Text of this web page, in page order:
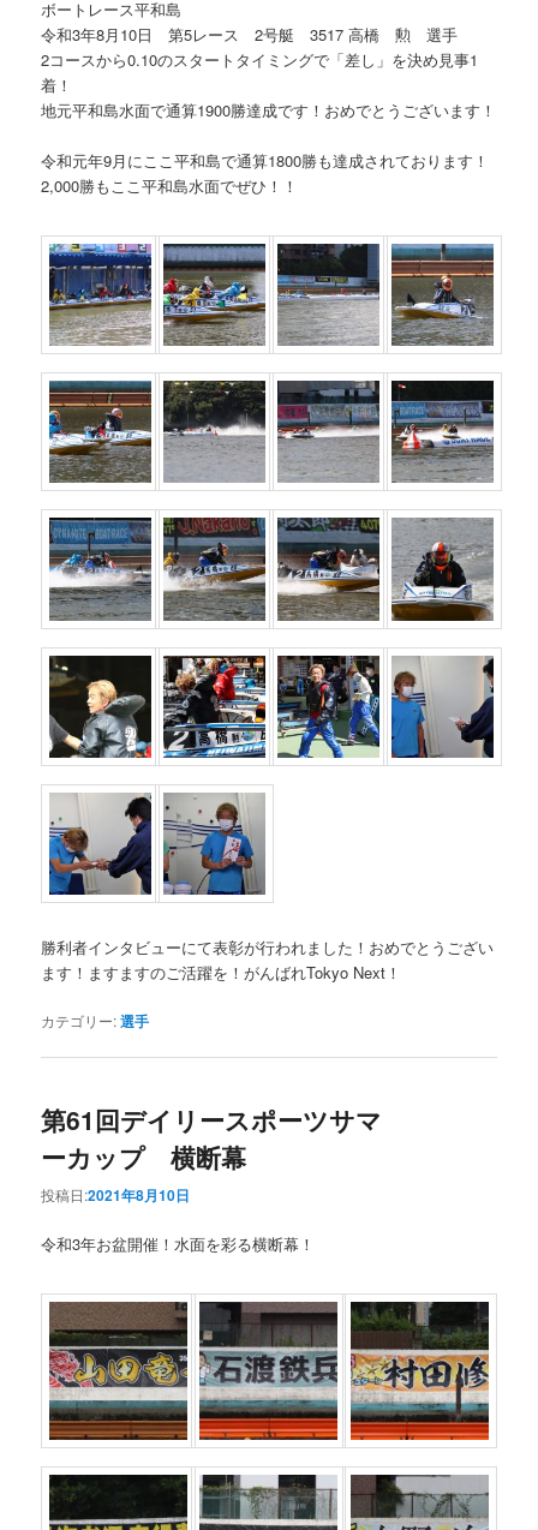
ボートレース平和島
令和3年8月10日 第5レース 2号艇 3517 高橋 勲 選手
2コースから0.10のスタートタイミングで「差し」を決め見事1
着！
地元平和島水面で通算1900勝達成です！おめでとうございます！
令和元年9月にここ平和島で通算1800勝も達成されております！
2,000勝もここ平和島水面でぜひ！！
勝利者インタビューにて表彰が行われました！おめでとうござい
ます！ますますのご活躍を！がんばれTokyo Next！
カテゴリー:選手
第61回デイリースポーツサマ
ーカップ 横断幕
投稿日:2021年8月10日
令和3年お盆開催！水面を彩る横断幕！